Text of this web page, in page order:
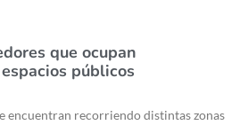
que ocupan
públicos
encuentran recorriendo distintas zonas